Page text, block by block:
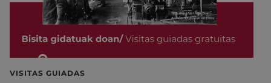
VISITAS GUIADAS